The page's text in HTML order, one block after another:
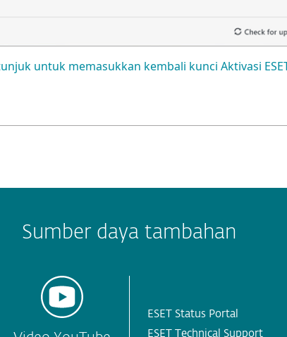
untuk memasukkan kembali kunci Aktivasi
Sumber daya tambahan
ESET Status Portal
ESET Technical Support